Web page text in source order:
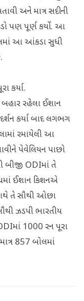
અને માત્ર સદીની
પણ પૂર્ણ કર્યો. આ
આ આંકડા સુધી
કર્યા.
બહાર રહેલા ઈશાન
કર્યા બાદ લગભગ
રમાયેલી આ
પેવેલિયન પાછો
બીજી ODIમાં તે
ઈશાન કિશનએ
તે સૌથી ઓછા
ઝડપી ભારતીય
1000 રન પૂરા
857 બોલમાં